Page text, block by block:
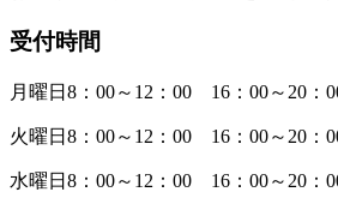
受付時間
月曜日8：00～12：00 16：00～20：
火曜日8：00～12：00 16：00～20：
水曜日8：00～12：00 16：00～20：